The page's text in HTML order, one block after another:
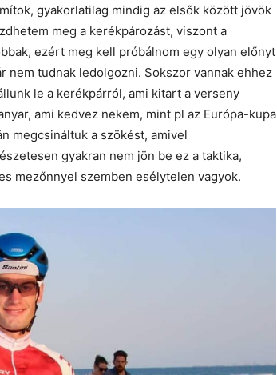
gyakorlatilag mindig az elsők között jövök
meg a kerékpározást, viszont a
ezért meg kell próbálnom egy olyan előnyt
nem tudnak ledolgozni. Sokszor vannak ehhez
le a kerékpárról, ami kitart a verseny
ami kedvez nekem, mint pl az Európa-kupa
megcsináltuk a szökést, amivel
gyakran nem jön be ez a taktika,
mezőnnyel szemben esélytelen vagyok.